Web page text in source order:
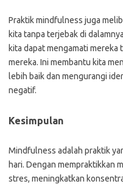
Praktik mindfulness juga
kita tanpa terjebak di
kita dapat mengamati
mereka. Ini membantu kita
lebih baik dan mengurangi
negatif.
Kesimpulan
Mindfulness adalah praktik
hari. Dengan mempraktikkan
stres, meningkatkan